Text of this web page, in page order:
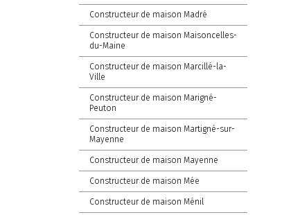
Constructeur de maison Madré
Constructeur de maison Maisoncelles-
du-Maine
Constructeur de maison Marcillé-la-
Ville
Constructeur de maison Marigné-
Peuton
Constructeur de maison Martigné-sur-
Mayenne
Constructeur de maison Mayenne
Constructeur de maison Mée
Constructeur de maison Ménil